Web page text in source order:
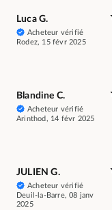
Luca G.
Acheteur vérifié
Rodez, 15 févr 2025
Blandine C.
Acheteur vérifié
Arinthod, 14 févr 2025
JULIEN G.
Acheteur vérifié
Deuil-la-Barre, 08 janv
2025